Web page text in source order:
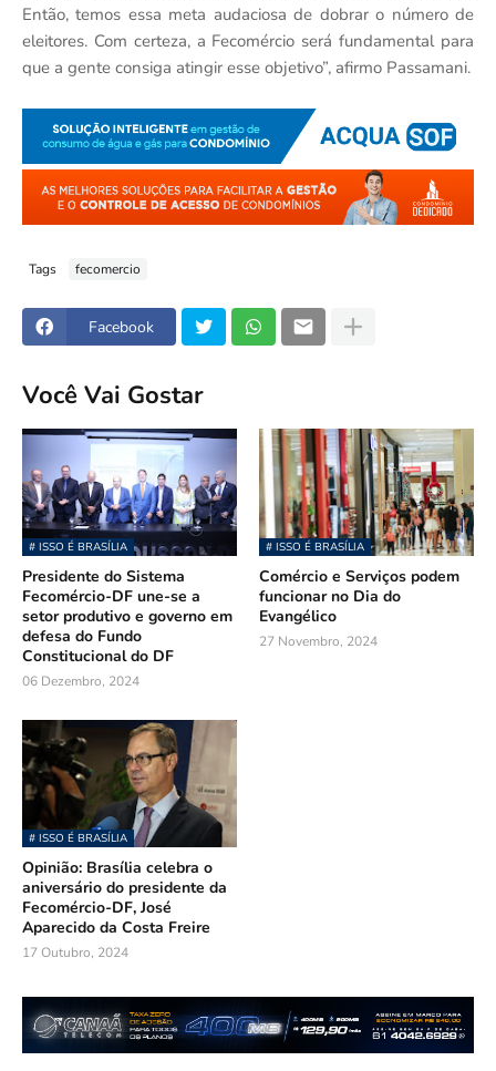
Então, temos essa meta audaciosa de dobrar o número de
eleitores. Com certeza, a Fecomércio será fundamental para
que a gente consiga atingir esse objetivo”, afirmo Passamani.
Tags fecomercio
Facebook
Você Vai Gostar
# ISSO É BRASÍLIA
Presidente do Sistema
Fecomércio-DF une-se a
setor produtivo e governo em
defesa do Fundo
Constitucional do DF
06 Dezembro, 2024
# ISSO É BRASÍLIA
Comércio e Serviços podem
funcionar no Dia do
Evangélico
27 Novembro, 2024
# ISSO É BRASÍLIA
Opinião: Brasília celebra o
aniversário do presidente da
Fecomércio-DF, José
Aparecido da Costa Freire
17 Outubro, 2024